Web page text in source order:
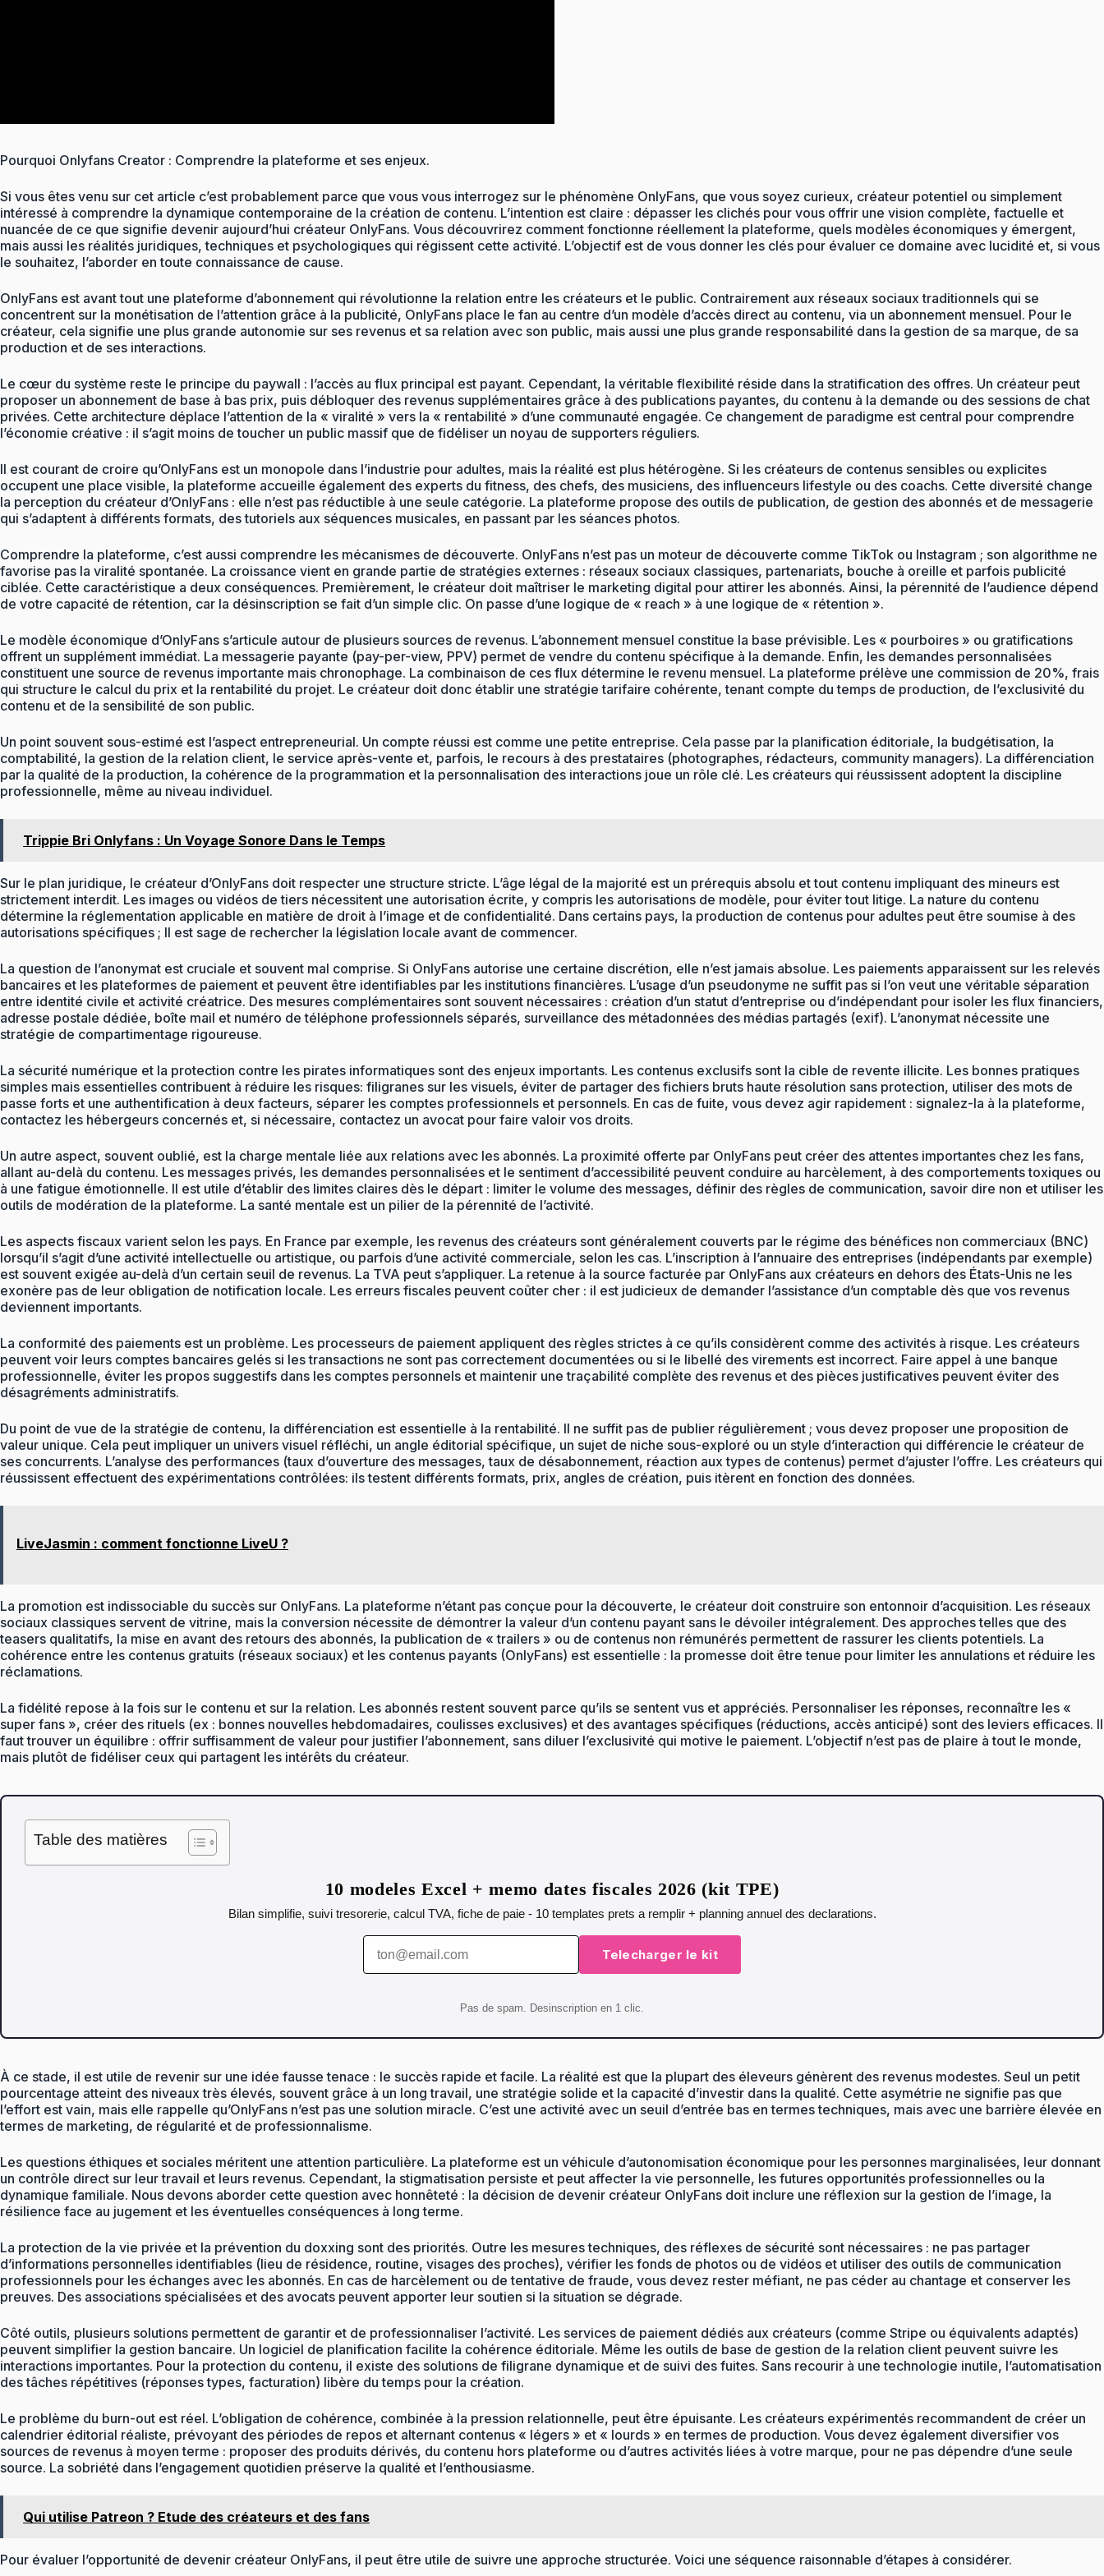
Pourquoi Onlyfans Creator : Comprendre la plateforme et ses enjeux.
Si vous êtes venu sur cet article c’est probablement parce que vous vous interrogez sur le phénomène OnlyFans, que vous soyez curieux, créateur potentiel ou simplement
intéressé à comprendre la dynamique contemporaine de la création de contenu. L’intention est claire : dépasser les clichés pour vous offrir une vision complète, factuelle et
nuancée de ce que signifie devenir aujourd’hui créateur OnlyFans. Vous découvrirez comment fonctionne réellement la plateforme, quels modèles économiques y émergent,
mais aussi les réalités juridiques, techniques et psychologiques qui régissent cette activité. L’objectif est de vous donner les clés pour évaluer ce domaine avec lucidité et, si vous
le souhaitez, l’aborder en toute connaissance de cause.
OnlyFans est avant tout une plateforme d’abonnement qui révolutionne la relation entre les créateurs et le public. Contrairement aux réseaux sociaux traditionnels qui se
concentrent sur la monétisation de l’attention grâce à la publicité, OnlyFans place le fan au centre d’un modèle d’accès direct au contenu, via un abonnement mensuel. Pour le
créateur, cela signifie une plus grande autonomie sur ses revenus et sa relation avec son public, mais aussi une plus grande responsabilité dans la gestion de sa marque, de sa
production et de ses interactions.
Le cœur du système reste le principe du paywall : l’accès au flux principal est payant. Cependant, la véritable flexibilité réside dans la stratification des offres. Un créateur peut
proposer un abonnement de base à bas prix, puis débloquer des revenus supplémentaires grâce à des publications payantes, du contenu à la demande ou des sessions de chat
privées. Cette architecture déplace l’attention de la « viralité » vers la « rentabilité » d’une communauté engagée. Ce changement de paradigme est central pour comprendre
l’économie créative : il s’agit moins de toucher un public massif que de fidéliser un noyau de supporters réguliers.
Il est courant de croire qu’OnlyFans est un monopole dans l’industrie pour adultes, mais la réalité est plus hétérogène. Si les créateurs de contenus sensibles ou explicites
occupent une place visible, la plateforme accueille également des experts du fitness, des chefs, des musiciens, des influenceurs lifestyle ou des coachs. Cette diversité change
la perception du créateur d’OnlyFans : elle n’est pas réductible à une seule catégorie. La plateforme propose des outils de publication, de gestion des abonnés et de messagerie
qui s’adaptent à différents formats, des tutoriels aux séquences musicales, en passant par les séances photos.
Comprendre la plateforme, c’est aussi comprendre les mécanismes de découverte. OnlyFans n’est pas un moteur de découverte comme TikTok ou Instagram ; son algorithme ne
favorise pas la viralité spontanée. La croissance vient en grande partie de stratégies externes : réseaux sociaux classiques, partenariats, bouche à oreille et parfois publicité
ciblée. Cette caractéristique a deux conséquences. Premièrement, le créateur doit maîtriser le marketing digital pour attirer les abonnés. Ainsi, la pérennité de l’audience dépend
de votre capacité de rétention, car la désinscription se fait d’un simple clic. On passe d’une logique de « reach » à une logique de « rétention ».
Le modèle économique d’OnlyFans s’articule autour de plusieurs sources de revenus. L’abonnement mensuel constitue la base prévisible. Les « pourboires » ou gratifications
offrent un supplément immédiat. La messagerie payante (pay-per-view, PPV) permet de vendre du contenu spécifique à la demande. Enfin, les demandes personnalisées
constituent une source de revenus importante mais chronophage. La combinaison de ces flux détermine le revenu mensuel. La plateforme prélève une commission de 20%, frais
qui structure le calcul du prix et la rentabilité du projet. Le créateur doit donc établir une stratégie tarifaire cohérente, tenant compte du temps de production, de l’exclusivité du
contenu et de la sensibilité de son public.
Un point souvent sous-estimé est l’aspect entrepreneurial. Un compte réussi est comme une petite entreprise. Cela passe par la planification éditoriale, la budgétisation, la
comptabilité, la gestion de la relation client, le service après-vente et, parfois, le recours à des prestataires (photographes, rédacteurs, community managers). La différenciation
par la qualité de la production, la cohérence de la programmation et la personnalisation des interactions joue un rôle clé. Les créateurs qui réussissent adoptent la discipline
professionnelle, même au niveau individuel.
Trippie Bri Onlyfans : Un Voyage Sonore Dans le Temps
Sur le plan juridique, le créateur d’OnlyFans doit respecter une structure stricte. L’âge légal de la majorité est un prérequis absolu et tout contenu impliquant des mineurs est
strictement interdit. Les images ou vidéos de tiers nécessitent une autorisation écrite, y compris les autorisations de modèle, pour éviter tout litige. La nature du contenu
détermine la réglementation applicable en matière de droit à l’image et de confidentialité. Dans certains pays, la production de contenus pour adultes peut être soumise à des
autorisations spécifiques ; Il est sage de rechercher la législation locale avant de commencer.
La question de l’anonymat est cruciale et souvent mal comprise. Si OnlyFans autorise une certaine discrétion, elle n’est jamais absolue. Les paiements apparaissent sur les relevés
bancaires et les plateformes de paiement et peuvent être identifiables par les institutions financières. L’usage d’un pseudonyme ne suffit pas si l’on veut une véritable séparation
entre identité civile et activité créatrice. Des mesures complémentaires sont souvent nécessaires : création d’un statut d’entreprise ou d’indépendant pour isoler les flux financiers,
adresse postale dédiée, boîte mail et numéro de téléphone professionnels séparés, surveillance des métadonnées des médias partagés (exif). L’anonymat nécessite une
stratégie de compartimentage rigoureuse.
La sécurité numérique et la protection contre les pirates informatiques sont des enjeux importants. Les contenus exclusifs sont la cible de revente illicite. Les bonnes pratiques
simples mais essentielles contribuent à réduire les risques: filigranes sur les visuels, éviter de partager des fichiers bruts haute résolution sans protection, utiliser des mots de
passe forts et une authentification à deux facteurs, séparer les comptes professionnels et personnels. En cas de fuite, vous devez agir rapidement : signalez-la à la plateforme,
contactez les hébergeurs concernés et, si nécessaire, contactez un avocat pour faire valoir vos droits.
Un autre aspect, souvent oublié, est la charge mentale liée aux relations avec les abonnés. La proximité offerte par OnlyFans peut créer des attentes importantes chez les fans,
allant au-delà du contenu. Les messages privés, les demandes personnalisées et le sentiment d’accessibilité peuvent conduire au harcèlement, à des comportements toxiques ou
à une fatigue émotionnelle. Il est utile d’établir des limites claires dès le départ : limiter le volume des messages, définir des règles de communication, savoir dire non et utiliser les
outils de modération de la plateforme. La santé mentale est un pilier de la pérennité de l’activité.
Les aspects fiscaux varient selon les pays. En France par exemple, les revenus des créateurs sont généralement couverts par le régime des bénéfices non commerciaux (BNC)
lorsqu’il s’agit d’une activité intellectuelle ou artistique, ou parfois d’une activité commerciale, selon les cas. L’inscription à l’annuaire des entreprises (indépendants par exemple)
est souvent exigée au-delà d’un certain seuil de revenus. La TVA peut s’appliquer. La retenue à la source facturée par OnlyFans aux créateurs en dehors des États-Unis ne les
exonère pas de leur obligation de notification locale. Les erreurs fiscales peuvent coûter cher : il est judicieux de demander l’assistance d’un comptable dès que vos revenus
deviennent importants.
La conformité des paiements est un problème. Les processeurs de paiement appliquent des règles strictes à ce qu’ils considèrent comme des activités à risque. Les créateurs
peuvent voir leurs comptes bancaires gelés si les transactions ne sont pas correctement documentées ou si le libellé des virements est incorrect. Faire appel à une banque
professionnelle, éviter les propos suggestifs dans les comptes personnels et maintenir une traçabilité complète des revenus et des pièces justificatives peuvent éviter des
désagréments administratifs.
Du point de vue de la stratégie de contenu, la différenciation est essentielle à la rentabilité. Il ne suffit pas de publier régulièrement ; vous devez proposer une proposition de
valeur unique. Cela peut impliquer un univers visuel réfléchi, un angle éditorial spécifique, un sujet de niche sous-exploré ou un style d’interaction qui différencie le créateur de
ses concurrents. L’analyse des performances (taux d’ouverture des messages, taux de désabonnement, réaction aux types de contenus) permet d’ajuster l’offre. Les créateurs qui
réussissent effectuent des expérimentations contrôlées: ils testent différents formats, prix, angles de création, puis itèrent en fonction des données.
LiveJasmin : comment fonctionne LiveU ?
La promotion est indissociable du succès sur OnlyFans. La plateforme n’étant pas conçue pour la découverte, le créateur doit construire son entonnoir d’acquisition. Les réseaux
sociaux classiques servent de vitrine, mais la conversion nécessite de démontrer la valeur d’un contenu payant sans le dévoiler intégralement. Des approches telles que des
teasers qualitatifs, la mise en avant des retours des abonnés, la publication de « trailers » ou de contenus non rémunérés permettent de rassurer les clients potentiels. La
cohérence entre les contenus gratuits (réseaux sociaux) et les contenus payants (OnlyFans) est essentielle : la promesse doit être tenue pour limiter les annulations et réduire les
réclamations.
La fidélité repose à la fois sur le contenu et sur la relation. Les abonnés restent souvent parce qu’ils se sentent vus et appréciés. Personnaliser les réponses, reconnaître les «
super fans », créer des rituels (ex : bonnes nouvelles hebdomadaires, coulisses exclusives) et des avantages spécifiques (réductions, accès anticipé) sont des leviers efficaces. Il
faut trouver un équilibre : offrir suffisamment de valeur pour justifier l’abonnement, sans diluer l’exclusivité qui motive le paiement. L’objectif n’est pas de plaire à tout le monde,
mais plutôt de fidéliser ceux qui partagent les intérêts du créateur.
Table des matières
10 modeles Excel + memo dates fiscales 2026 (kit TPE)
Bilan simplifie, suivi tresorerie, calcul TVA, fiche de paie - 10 templates prets a remplir + planning annuel des declarations.
Telecharger le kit
Pas de spam. Desinscription en 1 clic.
À ce stade, il est utile de revenir sur une idée fausse tenace : le succès rapide et facile. La réalité est que la plupart des éleveurs génèrent des revenus modestes. Seul un petit
pourcentage atteint des niveaux très élevés, souvent grâce à un long travail, une stratégie solide et la capacité d’investir dans la qualité. Cette asymétrie ne signifie pas que
l’effort est vain, mais elle rappelle qu’OnlyFans n’est pas une solution miracle. C’est une activité avec un seuil d’entrée bas en termes techniques, mais avec une barrière élevée en
termes de marketing, de régularité et de professionnalisme.
Les questions éthiques et sociales méritent une attention particulière. La plateforme est un véhicule d’autonomisation économique pour les personnes marginalisées, leur donnant
un contrôle direct sur leur travail et leurs revenus. Cependant, la stigmatisation persiste et peut affecter la vie personnelle, les futures opportunités professionnelles ou la
dynamique familiale. Nous devons aborder cette question avec honnêteté : la décision de devenir créateur OnlyFans doit inclure une réflexion sur la gestion de l’image, la
résilience face au jugement et les éventuelles conséquences à long terme.
La protection de la vie privée et la prévention du doxxing sont des priorités. Outre les mesures techniques, des réflexes de sécurité sont nécessaires : ne pas partager
d’informations personnelles identifiables (lieu de résidence, routine, visages des proches), vérifier les fonds de photos ou de vidéos et utiliser des outils de communication
professionnels pour les échanges avec les abonnés. En cas de harcèlement ou de tentative de fraude, vous devez rester méfiant, ne pas céder au chantage et conserver les
preuves. Des associations spécialisées et des avocats peuvent apporter leur soutien si la situation se dégrade.
Côté outils, plusieurs solutions permettent de garantir et de professionnaliser l’activité. Les services de paiement dédiés aux créateurs (comme Stripe ou équivalents adaptés)
peuvent simplifier la gestion bancaire. Un logiciel de planification facilite la cohérence éditoriale. Même les outils de base de gestion de la relation client peuvent suivre les
interactions importantes. Pour la protection du contenu, il existe des solutions de filigrane dynamique et de suivi des fuites. Sans recourir à une technologie inutile, l’automatisation
des tâches répétitives (réponses types, facturation) libère du temps pour la création.
Le problème du burn-out est réel. L’obligation de cohérence, combinée à la pression relationnelle, peut être épuisante. Les créateurs expérimentés recommandent de créer un
calendrier éditorial réaliste, prévoyant des périodes de repos et alternant contenus « légers » et « lourds » en termes de production. Vous devez également diversifier vos
sources de revenus à moyen terme : proposer des produits dérivés, du contenu hors plateforme ou d’autres activités liées à votre marque, pour ne pas dépendre d’une seule
source. La sobriété dans l’engagement quotidien préserve la qualité et l’enthousiasme.
Qui utilise Patreon ? Etude des créateurs et des fans
Pour évaluer l’opportunité de devenir créateur OnlyFans, il peut être utile de suivre une approche structurée. Voici une séquence raisonnable d’étapes à considérer.